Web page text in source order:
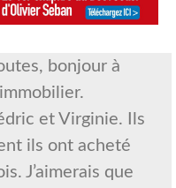
bonjour à
et Virginie. Ils
ils ont acheté
J’aimerais que